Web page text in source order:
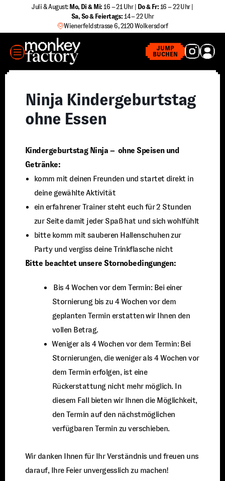
springen
Juli & August: Mo, Di & Mi: 16 – 21 Uhr | Do & Fr: 16 – 22 Uhr |
Sa, So & Feiertags: 14 – 22 Uhr
Wienerfeldstrasse 6, 2120 Wolkersdorf
JUMP
BUCHEN
MENÜ
Ninja Kindergeburtstag
ohne Essen
Kindergeburtstag Ninja – ohne Speisen und
Getränke:
komm mit deinen Freunden und startet direkt in
deine gewählte Aktivität
ein erfahrener Trainer steht euch für 2 Stunden
zur Seite damit jeder Spaß hat und sich wohlfühlt
bitte komm mit sauberen Hallenschuhen zur
Party und vergiss deine Trinkflasche nicht
Bitte beachtet unsere Stornobedingungen:
⁠ ⁠Bis 4 Wochen vor dem Termin: Bei einer
Stornierung bis zu 4 Wochen vor dem
geplanten Termin erstatten wir Ihnen den
vollen Betrag.
⁠Weniger als 4 Wochen vor dem Termin: Bei
Stornierungen, die weniger als 4 Wochen vor
dem Termin erfolgen, ist eine
Rückerstattung nicht mehr möglich. In
diesem Fall bieten wir Ihnen die Möglichkeit,
den Termin auf den nächstmöglichen
verfügbaren Termin zu verschieben.
Wir danken Ihnen für Ihr Verständnis und freuen uns
darauf, Ihre Feier unvergesslich zu machen!